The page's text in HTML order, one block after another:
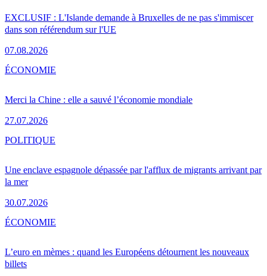
EXCLUSIF : L'Islande demande à Bruxelles de ne pas s'immiscer
dans son référendum sur l'UE
07.08.2026
Merci la Chine : elle a sauvé l’économie mondiale
27.07.2026
ÉCONOMIE
Une enclave espagnole dépassée par l'afflux de migrants arrivant par
la mer
30.07.2026
POLITIQUE
L’euro en mèmes : quand les Européens détournent les nouveaux
billets
ÉCONOMIE